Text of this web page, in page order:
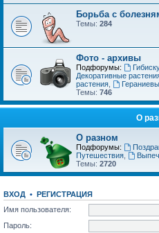
Борьба с
Темы: 284
Фото - архивы
Подфорумы:
Декоративные
растения
Темы: 746
О
О разном
Подфорумы:
Путешествия
Темы: 2720
ВХОД • РЕГИСТРАЦИЯ
Имя пользователя:
Пароль: